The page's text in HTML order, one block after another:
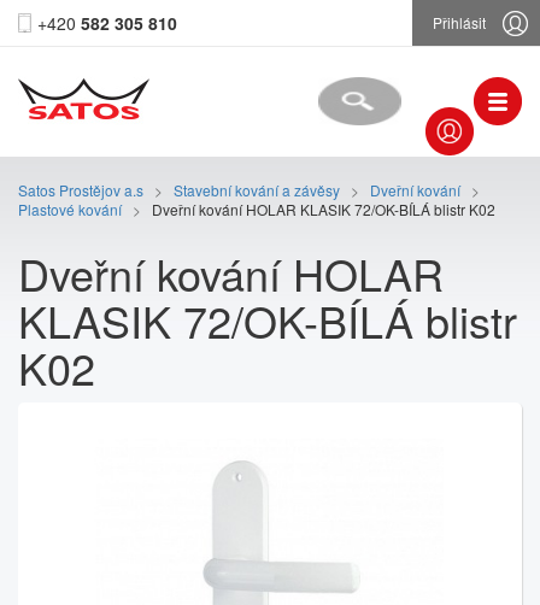
+420 582 305 810 Přihlásit
Satos Prostějov a.s > Stavební kování a závěsy > Dveřní kování >
Plastové kování > Dveřní kování HOLAR KLASIK 72/OK-BÍLÁ blistr K02
Dveřní kování HOLAR
KLASIK 72/OK-BÍLÁ blistr
K02